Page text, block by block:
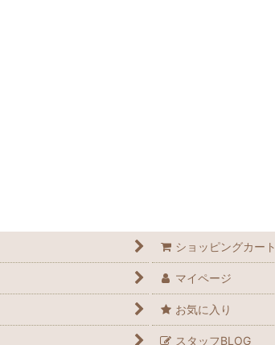
ショッピングカート
マイページ
お気に入り
スタッフBLOG